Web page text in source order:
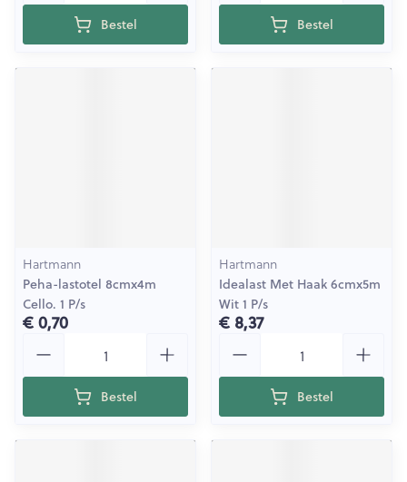
Bestel Bestel
Hartmann
Peha-lastotel 8cmx4m
Cello. 1 P/s
€ 0,70
Bestel
Hartmann
Idealast Met Haak 6cmx5m
Wit 1 P/s
€ 8,37
Bestel